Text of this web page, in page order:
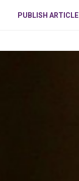
PUBLISH ARTICLE